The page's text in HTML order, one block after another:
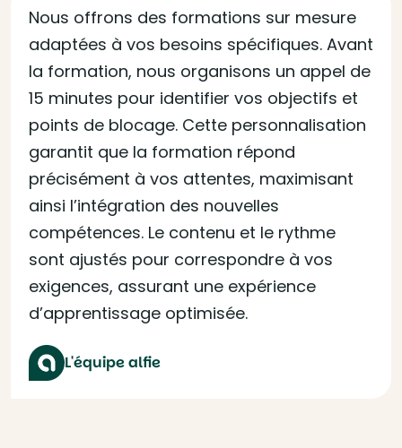
Nous offrons des formations sur mesure
adaptées à vos besoins spécifiques. Avant
la formation, nous organisons un appel de
15 minutes pour identifier vos objectifs et
points de blocage. Cette personnalisation
garantit que la formation répond
précisément à vos attentes, maximisant
ainsi l’intégration des nouvelles
compétences. Le contenu et le rythme
sont ajustés pour correspondre à vos
exigences, assurant une expérience
d’apprentissage optimisée.
L'équipe alfie